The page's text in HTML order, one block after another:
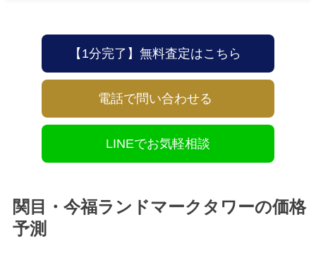
【1分完了】無料査定はこちら
電話で問い合わせる
LINEでお気軽相談
関目・今福ランドマークタワーの価格
予測